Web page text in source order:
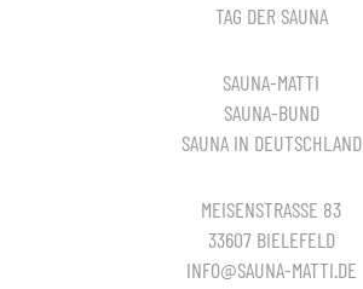
TAG DER SAUNA
SAUNA-MATTI
SAUNA-BUND
SAUNA IN DEUTSCHLAND
MEISENSTRASSE 83
33607 BIELEFELD
INFO@SAUNA-MATTI.DE